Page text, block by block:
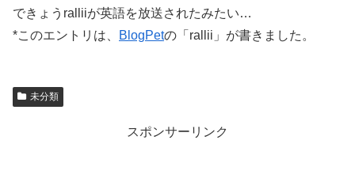
できょうralliiが英語を放送されたみたい…
*このエントリは、
BlogPetの「rallii」が書きました。
未分類
スポンサーリンク